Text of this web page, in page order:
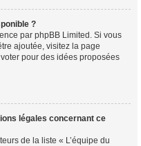
?
par phpBB Limited. Si vous
ajoutée, visitez la page
pour des idées proposées
légales concernant ce
de la liste « L’équipe du